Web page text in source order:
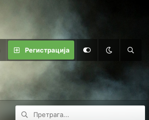
Регистрација